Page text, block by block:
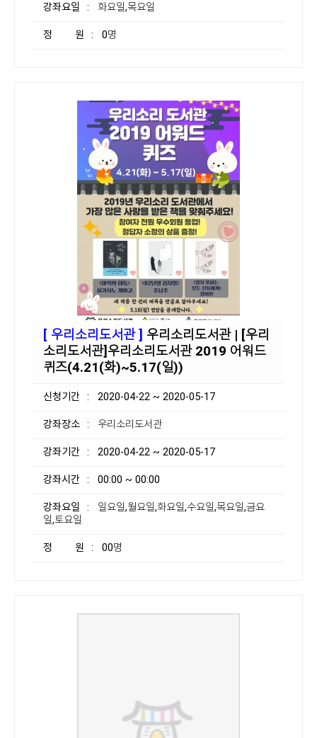
강좌요일 : 화요일,목요일
정 원 : 0명
[ 우리소리도서관 ] 우리소리도서관 | [우리
소리도서관]우리소리도서관 2019 어워드
퀴즈(4.21(화)~5.17(일))
신청기간 : 2020-04-22 ~ 2020-05-17
강좌장소 : 우리소리도서관
강좌기간 : 2020-04-22 ~ 2020-05-17
강좌시간 : 00:00 ~ 00:00
강좌요일
: 일요일,월요일,화요일,수요일,목요일,금요
일,토요일
정 원 : 00명